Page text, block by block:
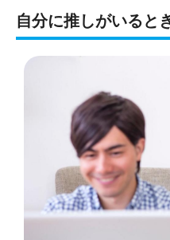
自分に推しがいると